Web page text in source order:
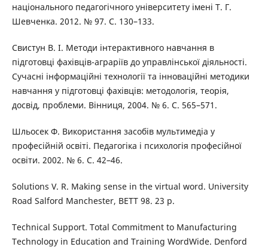
національного педагогічного університету імені Т. Г.
Шевченка. 2012. № 97. С. 130–133.
Свистун В. І. Методи інтерактивного навчання в
підготовці фахівців-аграріїв до управлінської діяльності.
Сучасні інформаційні технології та інноваційні методики
навчання у підготовці фахівців: методологія, теорія,
досвід, проблеми. Вінниця, 2004. № 6. C. 565–571.
Шльосек Ф. Використання засобів мультимедіа у
професійній освіті. Педагогіка і психологія професійної
освіти. 2002. № 6. С. 42–46.
Solutions V. R. Making sense in the virtual word. University
Road Salford Manchester, BETT 98. 23 р.
Technical Support. Total Commitment to Manufacturing
Technology in Education and Training WordWide. Denford